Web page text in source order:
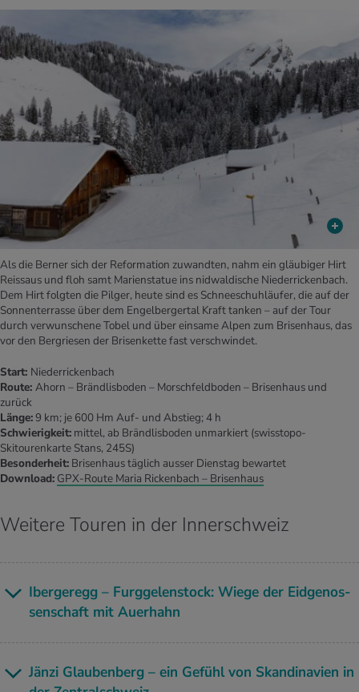
Als die Berner sich der Reformation zuwandten, nahm ein gläubiger Hirt
Reissaus und floh samt Marienstatue ins nidwaldische Niederrickenbach.
Dem Hirt folgten die Pilger, heute sind es Schneeschuhläufer, die auf der
Sonnenterrasse über dem Engelbergertal Kraft tanken – auf der Tour
durch verwunschene Tobel und über einsame Alpen zum Brisenhaus, das
vor den Bergriesen der Brisenkette fast verschwindet.
Start: Niederrickenbach
Route: Ahorn – Brändlisboden – Morschfeldboden – Brisenhaus und
zurück
Länge:9 km; je 600 Hm Auf- und Abstieg; 4 h
Schwierigkeit: mittel, ab Brändlisboden unmarkiert (swisstopo-
Skitourenkarte Stans, 245S)
Besonderheit: Brisenhaus täglich ausser Dienstag bewartet
Download: GPX-Route Maria Rickenbach – Brisenhaus
Weitere Touren in der Innerschweiz
Ibe­r­ger­egg – Furg­ge­len­stock: Wiege der Eid­ge­nos­
sen­schaft mit Au­er­hahn
Jänzi Glau­ben­berg – ein Ge­fühl von Skan­di­na­vi­en in